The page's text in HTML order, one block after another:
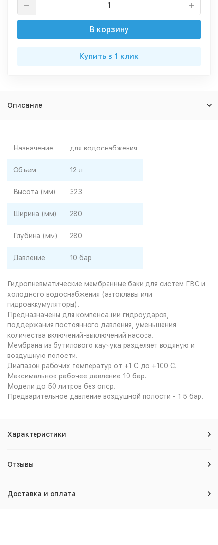
В корзину
Купить в 1 клик
Описание
Назначение для водоснабжения
Объем 12 л
Высота (мм) 323
Ширина (мм) 280
Глубина (мм) 280
Давление 10 бар
Гидропневматические мембранные баки для систем ГВС и
холодного водоснабжения (автоклавы или
гидроаккумуляторы).
Предназначены для компенсации гидроударов,
поддержания постоянного давления, уменьшения
количества включений-выключений насоса.
Мембрана из бутилового каучука разделяет водяную и
воздушную полости.
Диапазон рабочих температур от +1 С до +100 С.
Максимальное рабочее давление 10 бар.
Модели до 50 литров без опор.
Предварительное давление воздушной полости - 1,5 бар.
Характеристики
Отзывы
Доставка и оплата